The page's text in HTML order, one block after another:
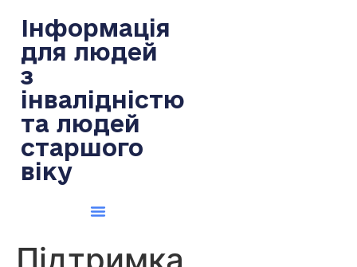
Інформація
для людей
з
інвалідністю
та людей
старшого
віку